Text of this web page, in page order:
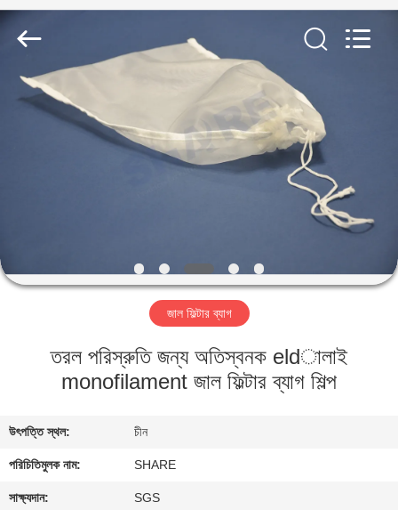
বাড়ি
আমাদের
সম্বন্ধে
কারখানা
গুণমান
নিয়ন্ত্রণ
Limited.
জাল ফিল্টার ব্যাগ
তরল পরিস্রুতি জন্য অতিস্বনক eldালাই
monofilament জাল ফিল্টার ব্যাগ শিল্প
উৎপত্তি স্থল: চীন
পরিচিতিমুলক নাম: SHARE
সাক্ষ্যদান: SGS